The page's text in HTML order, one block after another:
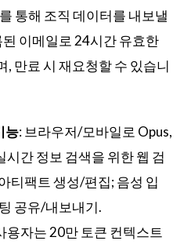
통해 조직 데이터를 내보낼
이메일로 24시간 유효한
만료 시 재요청할 수 있습니
능: 브라우저/모바일로 Opus,
시간 정보 검색을 위한 웹 검
티팩트 생성/편집; 음성 입
공유/내보내기.
용자는 20만 토큰 컨텍스트